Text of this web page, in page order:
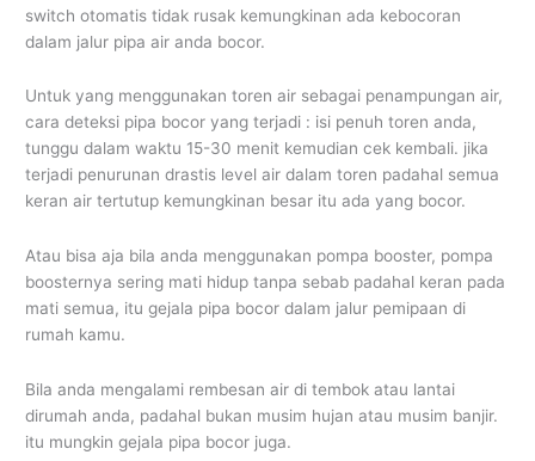
switch otomatis tidak rusak kemungkinan ada kebocoran
dalam jalur pipa air anda bocor.
Untuk yang menggunakan toren air sebagai penampungan air,
cara deteksi pipa bocor yang terjadi : isi penuh toren anda,
tunggu dalam waktu 15-30 menit kemudian cek kembali. jika
terjadi penurunan drastis level air dalam toren padahal semua
keran air tertutup kemungkinan besar itu ada yang bocor.
Atau bisa aja bila anda menggunakan pompa booster, pompa
boosternya sering mati hidup tanpa sebab padahal keran pada
mati semua, itu gejala pipa bocor dalam jalur pemipaan di
rumah kamu.
Bila anda mengalami rembesan air di tembok atau lantai
dirumah anda, padahal bukan musim hujan atau musim banjir.
itu mungkin gejala pipa bocor juga.